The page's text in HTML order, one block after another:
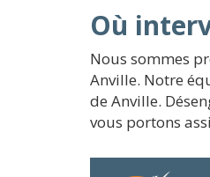
Où
Nous sommes
Anville. Notre
de Anville.
vous portons